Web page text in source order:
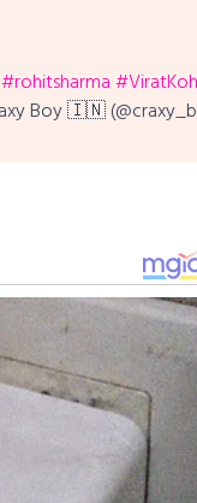
#rohitsharma
Boy 🇮🇳